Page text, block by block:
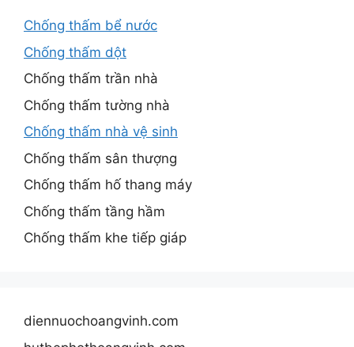
Chống thấm bể nước
Chống thấm dột
Chống thấm trần nhà
Chống thấm tường nhà
Chống thấm nhà vệ sinh
Chống thấm sân thượng
Chống thấm hố thang máy
Chống thấm tầng hầm
Chống thấm khe tiếp giáp
diennuochoangvinh.com